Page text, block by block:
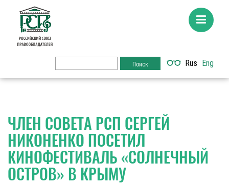
Rus Eng
ЧЛЕН СОВЕТА РСП СЕРГЕЙ
НИКОНЕНКО ПОСЕТИЛ
КИНОФЕСТИВАЛЬ «СОЛНЕЧНЫЙ
ОСТРОВ» В КРЫМУ